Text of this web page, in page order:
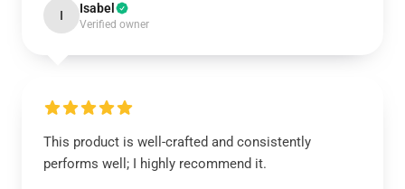
I Isabel
Verified owner
This product is well-crafted and consistently
performs well; I highly recommend it.